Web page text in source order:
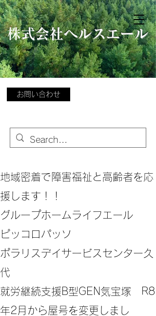
​株式会社ヘルスエール
お問い合わせ
地域密着で障害福祉と高齢者を応
援します！！
グループホームライフエール
ピッコロパッソ
ポラリスデイサービスセンター久
代
​就労継続支援B型GEN気宝塚 R8
年2月から屋号を変更しまし